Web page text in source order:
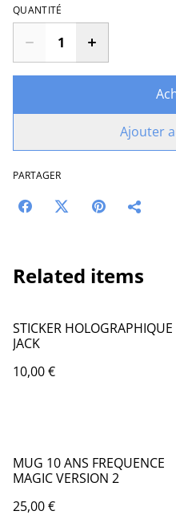
QUANTITÉ
Ajouter
PARTAGER
Related items
STICKER HOLOGRAPHIQUE
JACK
10,00 €
MUG 10 ANS FREQUENCE
MAGIC VERSION 2
25,00 €